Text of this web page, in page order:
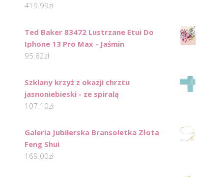
419.99zł
Ted Baker 83472 Lustrzane Etui Do
Iphone 13 Pro Max - Jaśmin
95.82zł
Szklany krzyż z okazji chrztu
jasnoniebieski - ze spiralą
107.10zł
Galeria Jubilerska Bransoletka Złota
Feng Shui
169.00zł